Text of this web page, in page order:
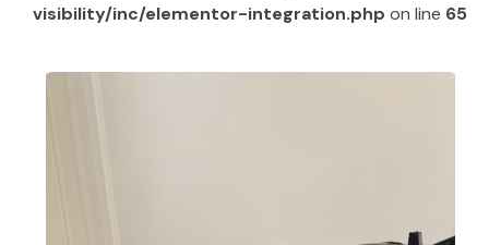
visibility/inc/elementor-integration.php on line 65